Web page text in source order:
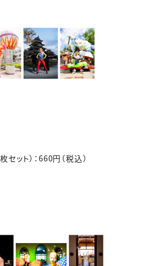
ット）：660円（税込）